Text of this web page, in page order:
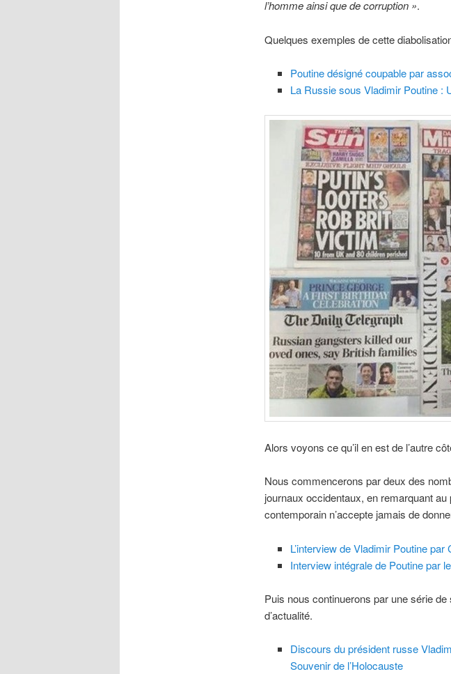
l’homme ainsi que de corruption ».
Quelques exemples de cette
Poutine désigné coupable par
La Russie sous Vladimir Poutine :
Alors voyons ce qu’il en est de l’autre
Nous commencerons par deux des
journaux occidentaux, en remarquant
contemporain n’accepte jamais de
L’interview de Vladimir Poutine par
Interview intégrale de Poutine par
Puis nous continuerons par une série
d’actualité.
Discours du président russe
Souvenir de l’Holocauste